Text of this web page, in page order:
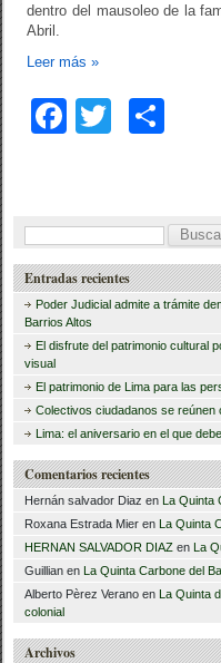
dentro del mausoleo de la
Abril.
Leer más»
F
e
b
o
o
er p
ar
tir
B
u
s
c
a
r
:
Entradas recientes
Poder Judicial admite a trámite
Barrios Altos
El disfrute del patrimonio cultural
visual
El patrimonio de Lima para las
Colectivos ciudadanos se reúnen
Lima: el aniversario en el que
Comentarios recientes
Hernán salvador Diaz en La Quinta
Roxana Estrada Mier en La Quinta
HERNAN SALVADOR DIAZ en La
Guillian en La Quinta Carbone del
Alberto Pèrez Verano en La Quinta
colonial
Archivos